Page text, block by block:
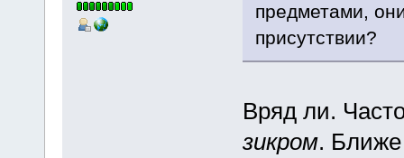
предметами,
присутствии?
Вряд ли.
зикром. Ближе